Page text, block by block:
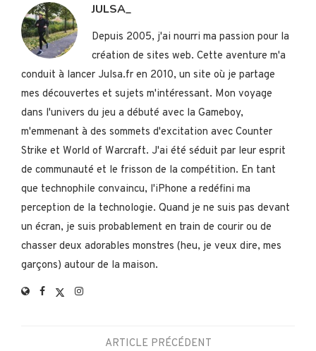
JULSA_
Depuis 2005, j'ai nourri ma passion pour la
création de sites web. Cette aventure m'a
conduit à lancer Julsa.fr en 2010, un site où je partage
mes découvertes et sujets m'intéressant. Mon voyage
dans l'univers du jeu a débuté avec la Gameboy,
m'emmenant à des sommets d'excitation avec Counter
Strike et World of Warcraft. J'ai été séduit par leur esprit
de communauté et le frisson de la compétition. En tant
que technophile convaincu, l'iPhone a redéfini ma
perception de la technologie. Quand je ne suis pas devant
un écran, je suis probablement en train de courir ou de
chasser deux adorables monstres (heu, je veux dire, mes
garçons) autour de la maison.
ARTICLE PRÉCÉDENT